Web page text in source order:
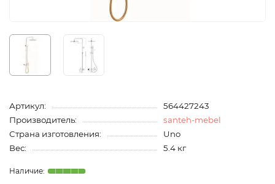
Артикул:
564427243
Производитель:
santeh-mebel
Страна изготовления:
Uno
Вес:
5.4 кг